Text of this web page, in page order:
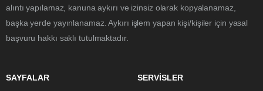
alıntı yapılamaz, kanuna aykırı ve izinsiz olarak kopyalanamaz,
başka yerde yayınlanamaz. Aykırı işlem yapan kişi/kişiler için yasal
başvuru hakkı saklı tutulmaktadır.
SAYFALAR
SERVİSLER